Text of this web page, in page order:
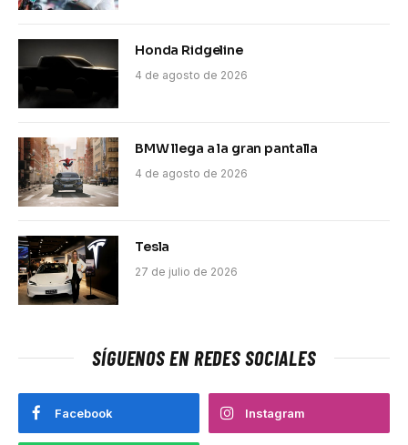
Honda Ridgeline
4 de agosto de 2026
BMW llega a la gran pantalla
4 de agosto de 2026
Tesla
27 de julio de 2026
SÍGUENOS EN REDES SOCIALES
Facebook Instagram